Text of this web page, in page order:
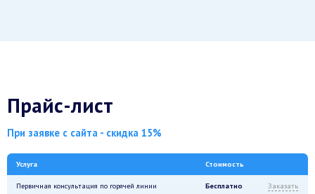
Прайс-лист
При заявке с сайта - скидка 15%
Услуга Стоимость
Первичная консультация по горячей линии Бесплатно Заказать